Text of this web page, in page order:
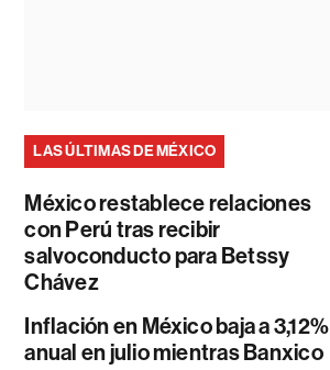
LAS ÚLTIMAS DE MÉXICO
México restablece relaciones
con Perú tras recibir
salvoconducto para Betssy
Chávez
Inflación en México baja a 3,12%
anual en julio mientras Banxico